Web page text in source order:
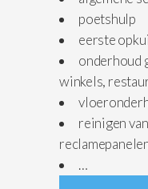
poetshulp
eerste
onderhoud
winkels,
reinigen
…